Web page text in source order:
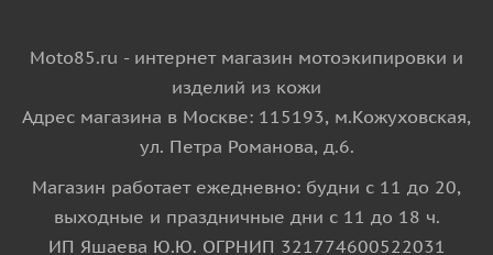
Moto85.ru - интернет магазин мотоэкипировки и
изделий из кожи
Адрес магазина в Москве: 115193, м.Кожуховская,
ул. Петра Романова, д.6.
Магазин работает ежедневно: будни с 11 до 20,
выходные и праздничные дни с 11 до 18 ч.
ИП Яшаева Ю.Ю. ОГРНИП 321774600522031